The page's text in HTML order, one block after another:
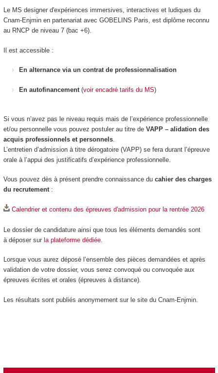
Le MS designer d'expériences immersives, interactives et ludiques du
Cnam-Enjmin en partenariat avec GOBELINS Paris, est diplôme reconnu
au RNCP de niveau 7 (bac +6).
Il est accessible :
En alternance via un contrat de professionnalisation
En autofinancement (voir encadré tarifs du MS)
Si vous n’avez pas le niveau requis mais de l’expérience professionnelle
et/ou personnelle vous pouvez postuler au titre de VAPP – alidation des
acquis professionnels et personnels.
L’entretien d’admission à titre dérogatoire (VAPP) se fera durant l’épreuve
orale à l’appui des justificatifs d’expérience professionnelle.
Vous pouvez dès à présent prendre connaissance du cahier des charges
du recrutement:
Calendrier et contenu des épreuves d'admission pour la rentrée 2026
Le dossier de candidature ainsi que tous les éléments demandés sont
à déposer sur la plateforme dédiée.
Lorsque vous aurez déposé l’ensemble des pièces demandées et après
validation de votre dossier, vous serez convoqué ou convoquée aux
épreuves écrites et orales (épreuves à distance).
Les résultats sont publiés anonymement sur le site du Cnam-Enjmin.